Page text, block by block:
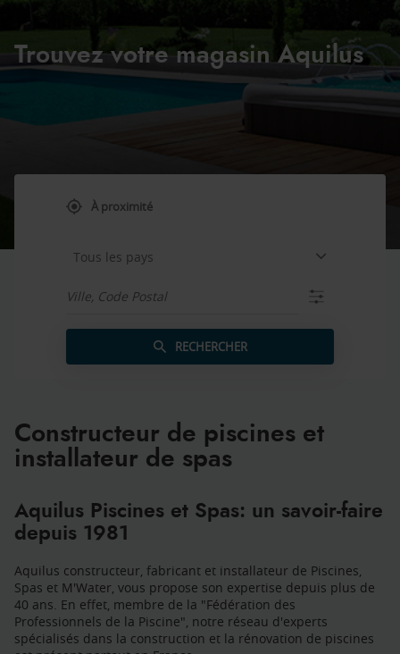
Trouvez votre magasin Aquilus
À proximité
,
point
Aquilus
Tous les pays
Code
RECHERCHER
UN
POINT
Constructeur de piscines et
installateur de spas
Aquilus Piscines et Spas: un savoir-faire
depuis 1981
Aquilus constructeur, fabricant et installateur de Piscines,
Spas et M'Water, vous propose son expertise depuis plus de
40 ans. En effet, membre de la "Fédération des
Professionnels de la Piscine", notre réseau d'experts
spécialisés dans la construction et la rénovation de piscines